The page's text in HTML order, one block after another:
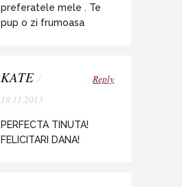
preferatele mele . Te
pup o zi frumoasa
KATE /
19.11.2013
Reply
PERFECTA TINUTA!
FELICITARI DANA!